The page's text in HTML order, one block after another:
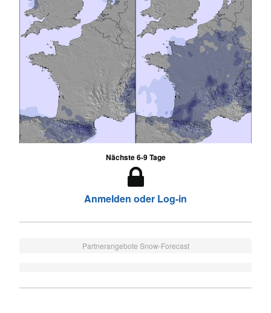
Nächste 6-9 Tage
Anmelden oder Log-in
Partnerangebote Snow-Forecast